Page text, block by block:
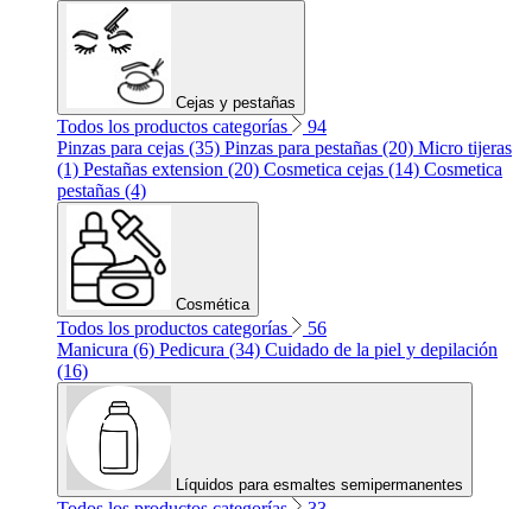
Cejas y pestañas
Todos los productos categorías
94
Pinzas para cejas (35) Pinzas para pestañas (20) Micro tijeras
(1) Pestañas extension (20) Cosmetica cejas (14) Cosmetica
pestañas (4)
Cosmética
Todos los productos categorías
56
Manicura (6) Pedicura (34) Cuidado de la piel y depilación
(16)
Líquidos para esmaltes semipermanentes